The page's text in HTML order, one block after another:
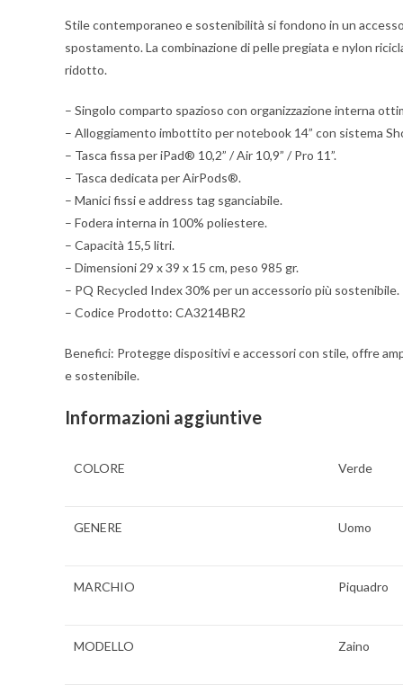
Stile contemporaneo e sostenibilità si fondono in un
spostamento. La combinazione di pelle pregiata e nylon
ridotto.
– Singolo comparto spazioso con organizzazione interna
– Alloggiamento imbottito per notebook 14” con sistema
– Tasca fissa per iPad® 10,2” / Air 10,9” / Pro 11”.
– Tasca dedicata per AirPods®.
– Manici fissi e address tag sganciabile.
– Fodera interna in 100% poliestere.
– Capacità 15,5 litri.
– Dimensioni 29 x 39 x 15 cm, peso 985 gr.
– PQ Recycled Index 30% per un accessorio più sostenibile.
– Codice Prodotto: CA3214BR2
Benefici: Protegge dispositivi e accessori con stile, offre
e sostenibile.
Informazioni aggiuntive
COLORE Verde
GENERE Uomo
MARCHIO Piquadro
MODELLO Zaino